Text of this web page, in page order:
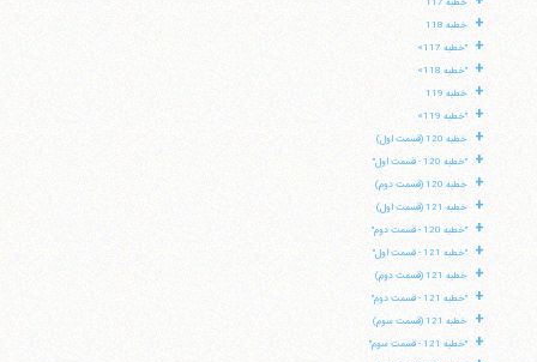
+ خطبه 118
+ "خطبه 117»
+ "خطبه 118»
+ خطبه 119
+ "خطبه 119»
+ خطبه 120 (قسمت اول)
+ "خطبه 120 - قسمت اول"
+ خطبه 120 (قسمت دوم)
+ خطبه 121 (قسمت اول)
+ "خطبه 120 - قسمت دوم"
+ "خطبه 121 - قسمت اول"
+ خطبه 121 (قسمت دوم)
+ "خطبه 121 - قسمت دوم"
+ خطبه 121 (قسمت سوم)
+ "خطبه 121 - قسمت سوم"